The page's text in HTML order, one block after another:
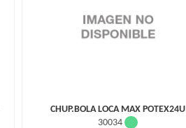
CHUP.BOLA LOCA MAX POTEX24U
30034